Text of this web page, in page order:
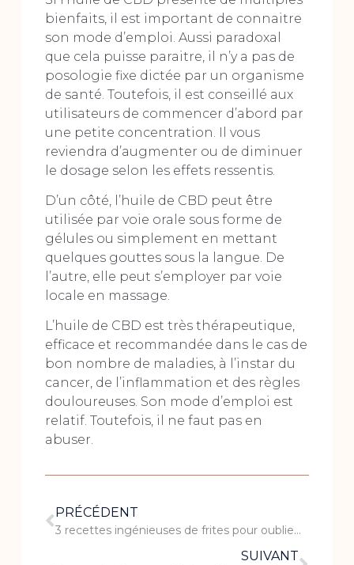
bienfaits, il est important de connaitre
son mode d’emploi. Aussi paradoxal
que cela puisse paraitre, il n’y a pas de
posologie fixe dictée par un organisme
de santé. Toutefois, il est conseillé aux
utilisateurs de commencer d’abord par
une petite concentration. Il vous
reviendra d’augmenter ou de diminuer
le dosage selon les effets ressentis.
D’un côté, l’huile de CBD peut être
utilisée par voie orale sous forme de
gélules ou simplement en mettant
quelques gouttes sous la langue. De
l’autre, elle peut s’employer par voie
locale en massage.
L’huile de CBD est très thérapeutique,
efficace et recommandée dans le cas de
bon nombre de maladies, à l’instar du
cancer, de l’inflammation et des règles
douloureuses. Son mode d’emploi est
relatif. Toutefois, il ne faut pas en
abuser.
PRÉCÉDENT
3 recettes ingénieuses de frites pour oublier les pommes de terre
SUIVANT